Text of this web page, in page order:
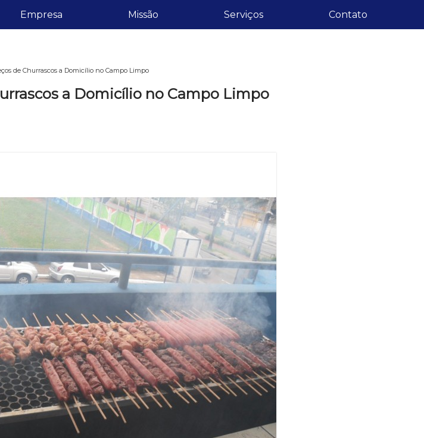
Empresa Missão Serviços Contato
de Churrascos a Domicílio no Campo Limpo
a Domicílio no Campo Limpo